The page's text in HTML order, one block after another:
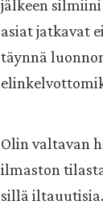
jälkeen
asiat jatkavat
täynnä
Olin valtavan
ilmaston
sillä iltauutisia.